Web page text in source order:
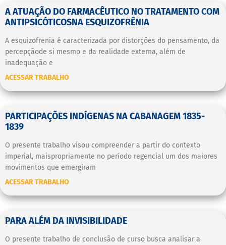
A ATUAÇÃO DO FARMACÊUTICO NO TRATAMENTO COM
ANTIPSICÓTICOSNA ESQUIZOFRÊNIA
A esquizofrenia é caracterizada por distorções do pensamento, da
percepçãode si mesmo e da realidade externa, além de
inadequação e
ACESSAR TRABALHO
PARTICIPAÇÕES INDÍGENAS NA CABANAGEM 1835-
1839
O presente trabalho visou compreender a partir do contexto
imperial, maispropriamente no período regencial um dos maiores
movimentos que emergiram
ACESSAR TRABALHO
PARA ALÉM DA INVISIBILIDADE
O presente trabalho de conclusão de curso busca analisar a